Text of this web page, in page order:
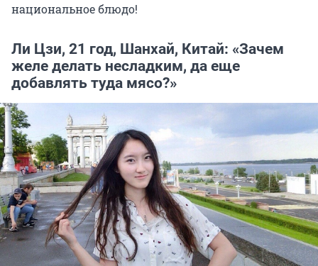
национальное блюдо!
Ли Цзи, 21 год, Шанхай, Китай: «Зачем
желе делать несладким, да еще
добавлять туда мясо?»